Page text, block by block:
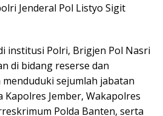
Jenderal Pol Listyo Sigit
institusi Polri, Brigjen Pol Nasri
di bidang reserse dan
sejumlah jabatan
Jember, Wakapolres
Polda Banten, serta